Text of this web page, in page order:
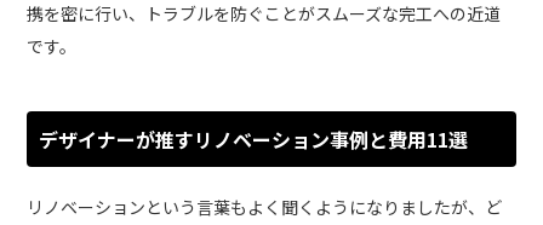
携を密に行い、トラブルを防ぐことがスムーズな完工への近道
です。
デザイナーが推すリノベーション事例と費用11選
リノベーションという言葉もよく聞くようになりましたが、ど